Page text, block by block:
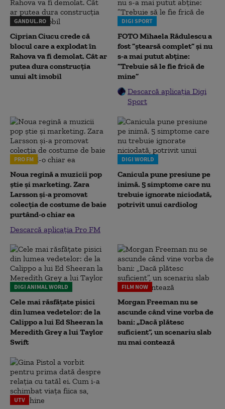
GANDUL.RO
Ciprian Ciucu crede că
blocul care a explodat în
Rahova va fi demolat. Cât ar
putea dura construcția
unui alt imobil
DIGI SPORT
FOTO Mihaela Rădulescu a
fost ”ștearsă complet” și nu
s-a mai putut abține:
”Trebuie să le fie frică de
mine”
Descarcă aplicația Digi
Sport
PRO FM
Noua regină a muzicii pop
știe și marketing. Zara
Larsson și-a promovat
colecția de costume de baie
purtând-o chiar ea
Descarcă aplicația Pro FM
DIGI WORLD
Canicula pune presiune pe
inimă. 5 simptome care nu
trebuie ignorate niciodată,
potrivit unui cardiolog
DIGI ANIMAL WORLD
Cele mai răsfățate pisici
din lumea vedetelor: de la
Calippo a lui Ed Sheeran la
Meredith Grey a lui Taylor
Swift
FILM NOW
Morgan Freeman nu se
ascunde când vine vorba de
bani: „Dacă plătesc
suficient”, un scenariu slab
nu mai contează
UTV